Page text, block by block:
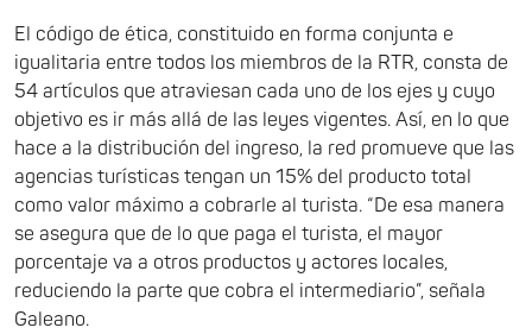
El código de ética, constituido en forma conjunta e
igualitaria entre todos los miembros de la RTR, consta de
54 artículos que atraviesan cada uno de los ejes y cuyo
objetivo es ir más allá de las leyes vigentes. Así, en lo que
hace a la distribución del ingreso, la red promueve que las
agencias turísticas tengan un 15% del producto total
como valor máximo a cobrarle al turista. “De esa manera
se asegura que de lo que paga el turista, el mayor
porcentaje va a otros productos y actores locales,
reduciendo la parte que cobra el intermediario”, señala
Galeano.